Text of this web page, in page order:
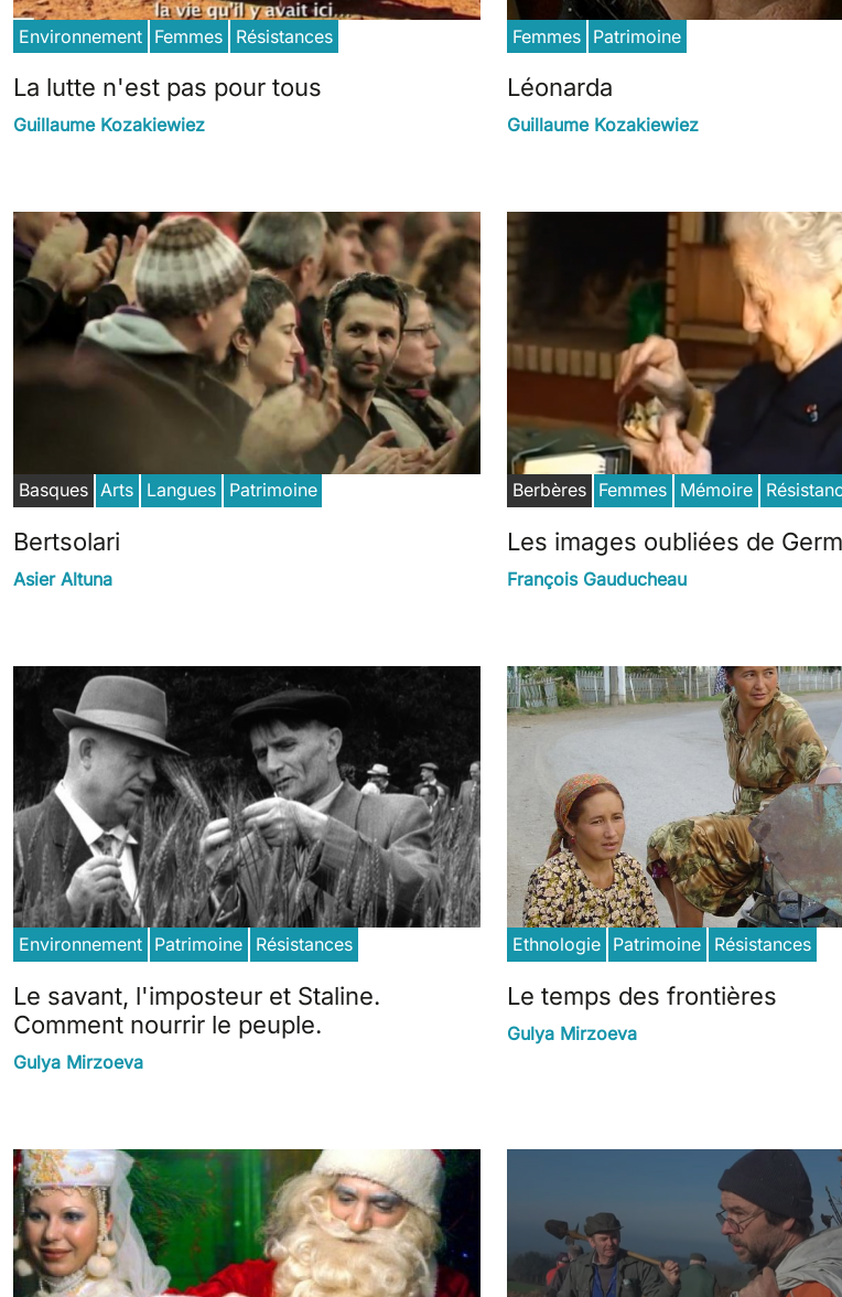
Environnement Femmes Résistances
La lutte n'est pas pour tous
Guillaume Kozakiewiez
Femmes Patrimoine
Léonarda
Guillaume Kozakiewiez
Basques Arts Langues Patrimoine
Bertsolari
Asier Altuna
Berbères Femmes Mémoire
Les images oubliées de
François Gauducheau
Environnement Patrimoine Résistances
Le savant, l'imposteur et Staline.
Comment nourrir le peuple.
Gulya Mirzoeva
Ethnologie Patrimoine Résistances
Le temps des frontières
Gulya Mirzoeva